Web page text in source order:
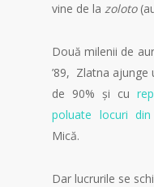
vine de la zoloto
Două milenii de
’89, Zlatna
de 90% și cu
poluate locuri din
Mică.
Dar lucrurile se